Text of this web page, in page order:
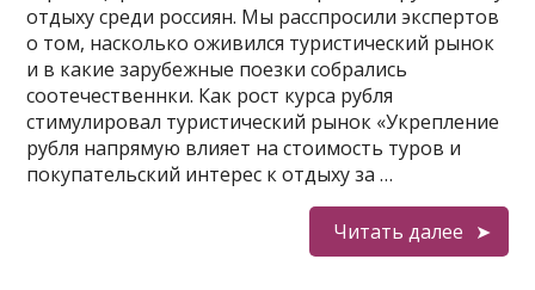
отдыху среди россиян. Мы расспросили экспертов
о том, насколько оживился туристический рынок
и в какие зарубежные поезки собрались
соотечественнки. Как рост курса рубля
стимулировал туристический рынок «Укрепление
рубля напрямую влияет на стоимость туров и
покупательский интерес к отдыху за …
Читать далее